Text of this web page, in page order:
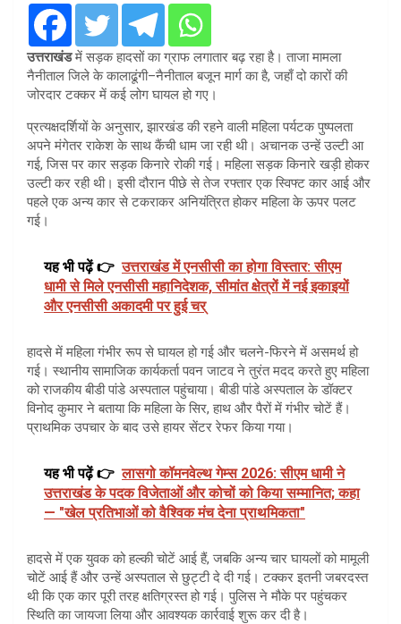
उत्तराखंडमें सड़क हादसों का ग्राफ लगातार बढ़ रहा है। ताजा मामला
नैनीताल जिले के कालाढूंगी–नैनीताल बजून मार्ग का है, जहाँ दो कारों की
जोरदार टक्कर में कई लोग घायल हो गए।
प्रत्यक्षदर्शियों के अनुसार, झारखंड की रहने वाली महिला पर्यटक पुष्पलता
अपने मंगेतर राकेश के साथ कैंची धाम जा रही थी। अचानक उन्हें उल्टी आ
गई, जिस पर कार सड़क किनारे रोकी गई। महिला सड़क किनारे खड़ी होकर
उल्टी कर रही थी। इसी दौरान पीछे से तेज रफ्तार एक स्विफ्ट कार आई और
पहले एक अन्य कार से टकराकर अनियंत्रित होकर महिला के ऊपर पलट
गई।
यह भी पढ़ें 👉 उत्तराखंड में एनसीसी का होगा विस्तार: सीएम
धामी से मिले एनसीसी महानिदेशक, सीमांत क्षेत्रों में नई इकाइयों
और एनसीसी अकादमी पर हुई चर्
हादसे में महिला गंभीर रूप से घायल हो गई और चलने-फिरने में असमर्थ हो
गई। स्थानीय सामाजिक कार्यकर्ता पवन जाटव ने तुरंत मदद करते हुए महिला
को राजकीय बीडी पांडे अस्पताल पहुंचाया। बीडी पांडे अस्पताल के डॉक्टर
विनोद कुमार ने बताया कि महिला के सिर, हाथ और पैरों में गंभीर चोटें हैं।
प्राथमिक उपचार के बाद उसे हायर सेंटर रेफर किया गया।
यह भी पढ़ें 👉 लासगो कॉमनवेल्थ गेम्स 2026: सीएम धामी ने
उत्तराखंड के पदक विजेताओं और कोचों को किया सम्मानित; कहा
— "खेल प्रतिभाओं को वैश्विक मंच देना प्राथमिकता"
हादसे में एक युवक को हल्की चोटें आई हैं, जबकि अन्य चार घायलों को मामूली
चोटें आई हैं और उन्हें अस्पताल से छुट्टी दे दी गई। टक्कर इतनी जबरदस्त
थी कि एक कार पूरी तरह क्षतिग्रस्त हो गई। पुलिस ने मौके पर पहुंचकर
स्थिति का जायजा लिया और आवश्यक कार्रवाई शुरू कर दी है।